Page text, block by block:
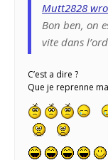
Mutt2828
Bon ben, on
vite dans
C’est a dire ?
Que je reprenne